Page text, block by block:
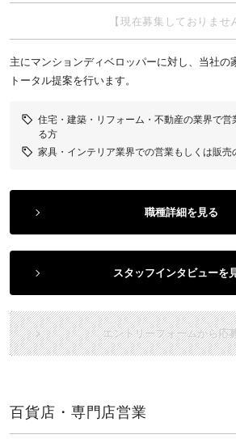
【現在募集しておりませ
主にマンションディベロッパーに対し、当社の
トータル提案を行います。
住宅・建築・リフォーム・不動産の業界で
る方
家具・インテリア業界での営業もしくは販売
職種詳細を見る
スタッフインタビューを
エントリーフォームから応
百貨店・専門店営業